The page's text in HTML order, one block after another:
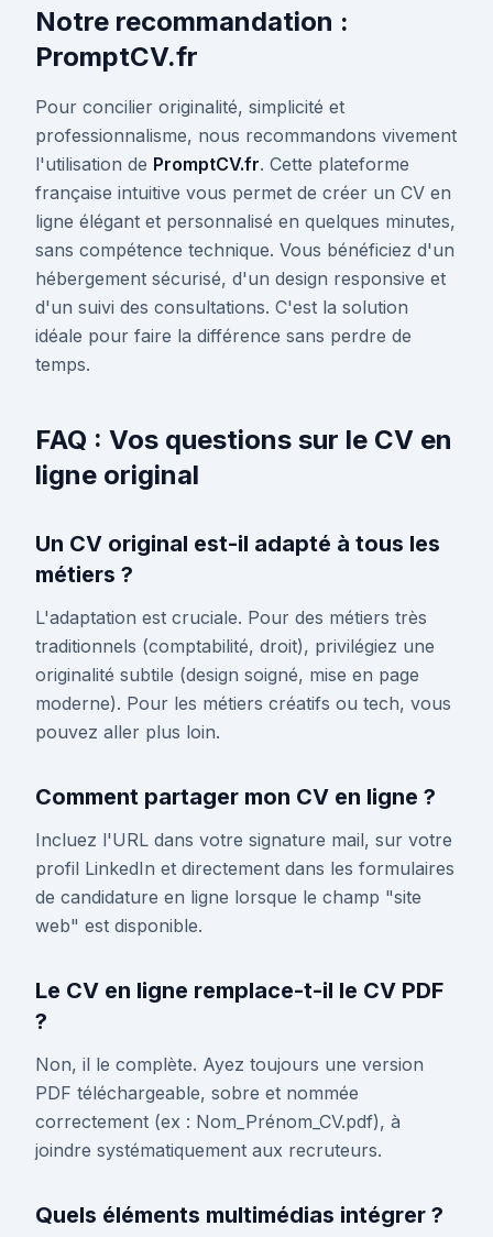
Notre recommandation :
PromptCV.fr
Pour concilier originalité, simplicité et
professionnalisme, nous recommandons vivement
l'utilisation de PromptCV.fr. Cette plateforme
française intuitive vous permet de créer un CV en
ligne élégant et personnalisé en quelques minutes,
sans compétence technique. Vous bénéficiez d'un
hébergement sécurisé, d'un design responsive et
d'un suivi des consultations. C'est la solution
idéale pour faire la différence sans perdre de
temps.
FAQ : Vos questions sur le CV en
ligne original
Un CV original est-il adapté à tous les
métiers ?
L'adaptation est cruciale. Pour des métiers très
traditionnels (comptabilité, droit), privilégiez une
originalité subtile (design soigné, mise en page
moderne). Pour les métiers créatifs ou tech, vous
pouvez aller plus loin.
Comment partager mon CV en ligne ?
Incluez l'URL dans votre signature mail, sur votre
profil LinkedIn et directement dans les formulaires
de candidature en ligne lorsque le champ "site
web" est disponible.
Le CV en ligne remplace-t-il le CV PDF
?
Non, il le complète. Ayez toujours une version
PDF téléchargeable, sobre et nommée
correctement (ex : Nom_Prénom_CV.pdf), à
joindre systématiquement aux recruteurs.
Quels éléments multimédias intégrer ?